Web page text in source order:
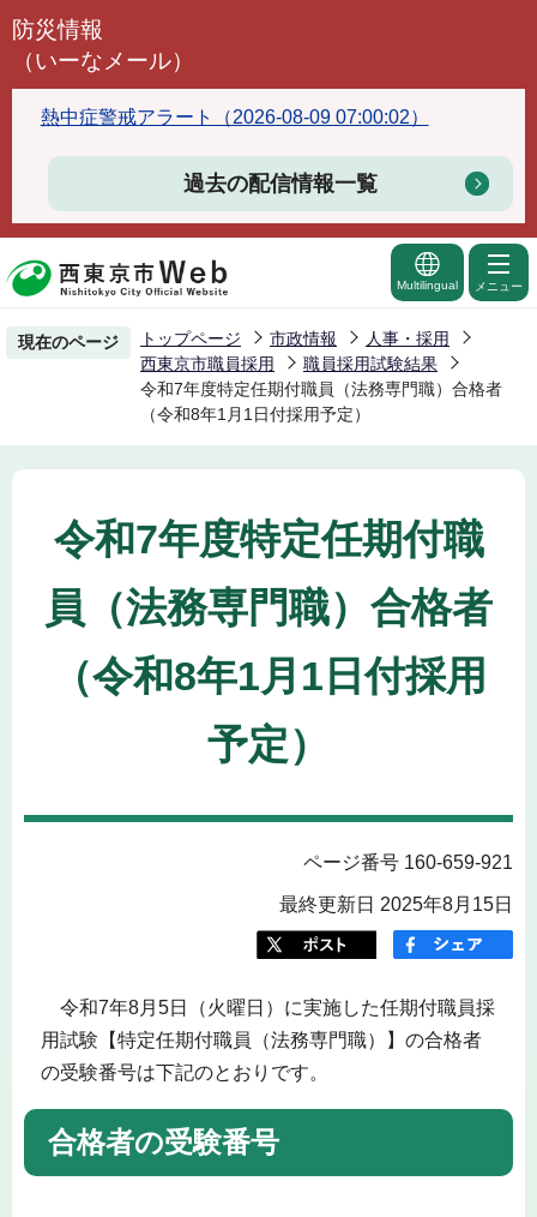
こ
頭
で
防災情報
（いーなメール）
熱中症警戒アラート（2026-08-09 07:00:02）
過去の配信情報一覧
Multilingual メニュー
現在のページ トップページ 市政情報
人事・採用
西東京市職員採用
職員採用試験結果
令和7年度特定任期付職員（法務専門職）合格者
（令和8年1月1日付採用予定）
令和7年度特定任期付職
員（法務専門職）合格者
（令和8年1月1日付採用
予定）
ページ番号 160-659-921
最終更新日 2025年8月15日
令和7年8月5日（火曜日）に実施した任期付職員採
用試験【特定任期付職員（法務専門職）】の合格者
の受験番号は下記のとおりです。
合格者の受験番号